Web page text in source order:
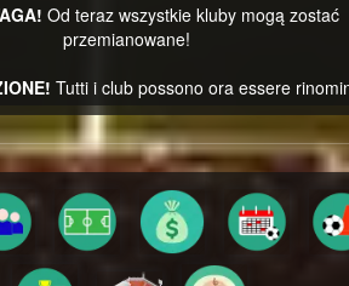
Od teraz wszystkie kluby mogą zostać
przemianowane!
Tutti i club possono ora essere